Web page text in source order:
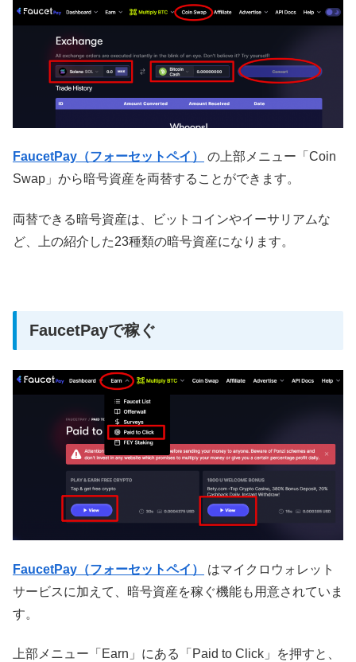
FaucetPay（フォーセットペイ）
の上部メニュー「Coin
Swap」から暗号資産を両替することができます。
両替できる暗号資産は、ビットコインやイーサリアムな
ど、上の紹介した23種類の暗号資産になります。
FaucetPayで稼ぐ
FaucetPay（フォーセットペイ）
はマイクロウォレット
サービスに加えて、暗号資産を稼ぐ機能も用意されていま
す。
上部メニュー「Earn」にある「Paid to Click」を押すと、